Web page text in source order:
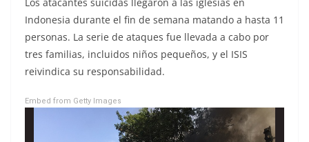
Indonesia durante el fin de semana matando a hasta 11
personas. La serie de ataques fue llevada a cabo por
tres familias, incluidos niños pequeños, y el ISIS
reivindica su responsabilidad.
Embed from Getty Images